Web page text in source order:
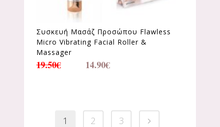
Συσκευή Μασάζ Προσώπου Flawless
Micro Vibrating Facial Roller &
Massager
19.50€ 14.90€
1 2 3